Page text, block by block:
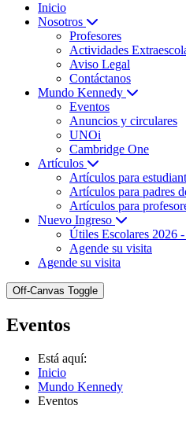
Inicio
Nosotros
Profesores
Actividades
Aviso Legal
Contáctanos
Mundo Kennedy
Eventos
Anuncios y circulares
UNOi
Cambridge One
Artículos
Artículos para
Artículos para padres
Artículos para
Nuevo Ingreso
Útiles Escolares 2026
Agende su visita
Agende su visita
Off-Canvas Toggle
Eventos
Está aquí:
Inicio
Mundo Kennedy
Eventos